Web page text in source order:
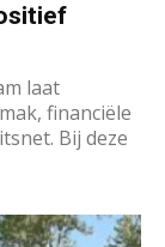
laat
financiële
Bij deze